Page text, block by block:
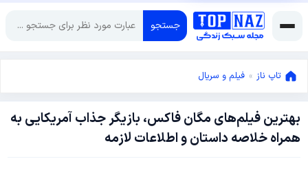
جستجو
تاپ ناز » فیلم و سریال
بهترین فیلم‌های مگان فاکس، بازیگر جذاب آمریکایی به
همراه خلاصه داستان و اطلاعات لازمه
جولای